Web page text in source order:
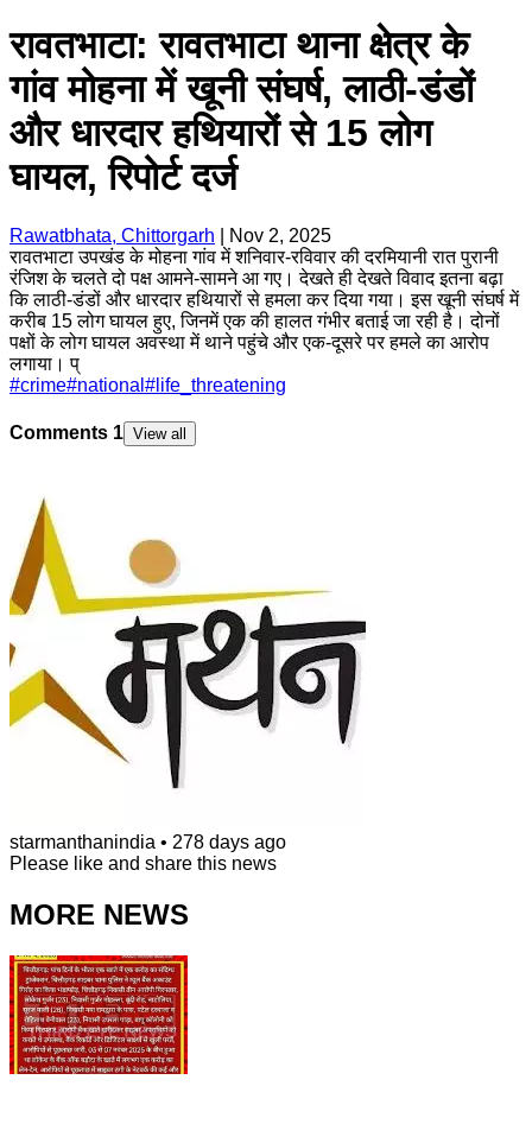
रावतभाटा: रावतभाटा थाना क्षेत्र के
गांव मोहना में खूनी संघर्ष, लाठी-डंडों
और धारदार हथियारों से 15 लोग
घायल, रिपोर्ट दर्ज
Rawatbhata, Chittorgarh
Nov 2, 2025
रावतभाटा उपखंड के मोहना गांव में शनिवार-रविवार की दरमियानी रात पुरानी
रंजिश के चलते दो पक्ष आमने-सामने आ गए। देखते ही देखते विवाद इतना बढ़ा
कि लाठी-डंडों और धारदार हथियारों से हमला कर दिया गया। इस खूनी संघर्ष में
करीब 15 लोग घायल हुए, जिनमें एक की हालत गंभीर बताई जा रही है। दोनों
पक्षों के लोग घायल अवस्था में थाने पहुंचे और एक-दूसरे पर हमले का आरोप
लगाया। प्
#crime#national # life_threatening
Comments 1 View all
starmanthanindia • 278 days ago
Please like and share this news
MORE NEWS